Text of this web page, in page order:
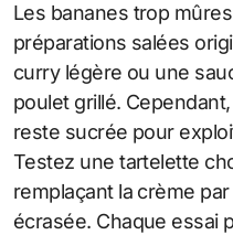
Les bananes trop
préparations salées
curry légère ou une
poulet grillé.
reste sucrée pour
Testez une tartelette
remplaçant la crème
écrasée. Chaque essai